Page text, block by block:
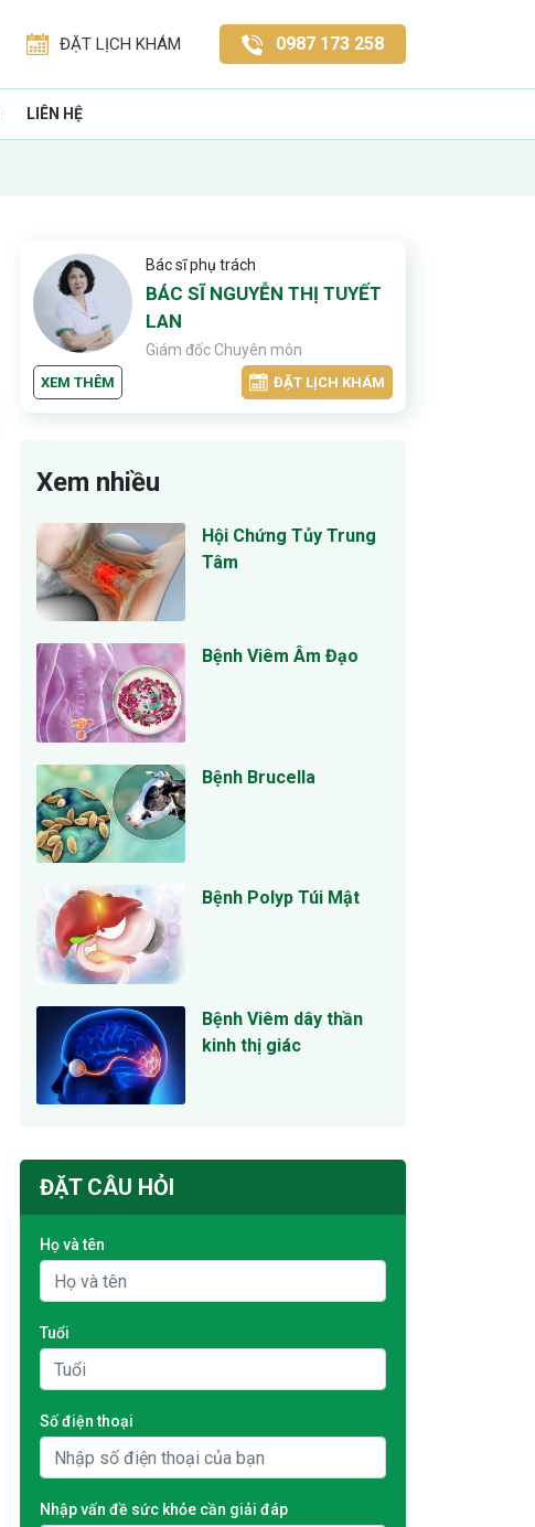
ĐẶT LỊCH KHÁM 0987 173 258
LIÊN HỆ
Bác sĩ phụ trách
BÁC SĨ NGUYỄN THỊ TUYẾT
LAN
Giám đốc Chuyên môn
XEM THÊM ĐẶT LỊCH KHÁM
Xem nhiều
Hội Chứng Tủy Trung
Tâm
Bệnh Viêm Âm Đạo
Bệnh Brucella
Bệnh Polyp Túi Mật
Bệnh Viêm dây thần
kinh thị giác
ĐẶT CÂU HỎI
Họ và tên
Tuổi
Số điện thoại
Nhập vấn đề sức khỏe cần giải đáp